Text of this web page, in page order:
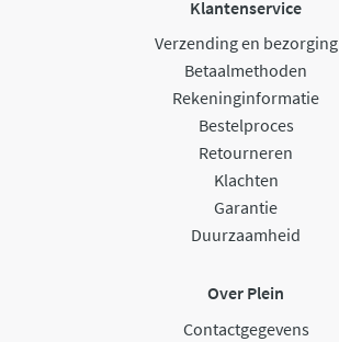
Klantenservice
Verzending en bezorging
Betaalmethoden
Rekeninginformatie
Bestelproces
Retourneren
Klachten
Garantie
Duurzaamheid
Over Plein
Contactgegevens